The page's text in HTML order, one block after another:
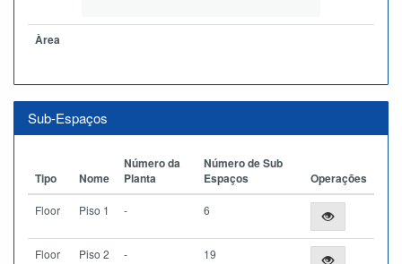
Àrea
Sub-Espaços
Tipo Nome
Número da
Planta
Número de Sub
Espaços
Operações
Floor Piso 1 - 6
Floor Piso 2 - 19